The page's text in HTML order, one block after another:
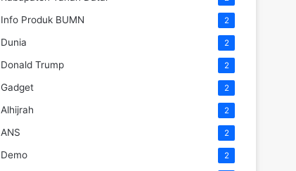
Info Produk BUMN 2
Dunia 2
Donald Trump 2
Gadget 2
Alhijrah 2
ANS 2
Demo 2